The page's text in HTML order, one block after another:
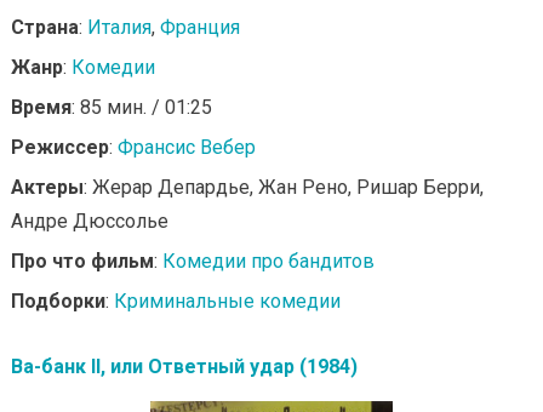
Страна: Италия, Франция
Жанр: Комедии
Время: 85 мин. / 01:25
Режиссер: Франсис Вебер
Актеры: Жерар Депардье, Жан Рено, Ришар Берри,
Андре Дюссолье
Про что фильм: Комедии про бандитов
Подборки: Криминальные комедии
Ва-банк II, или Ответный удар (1984)